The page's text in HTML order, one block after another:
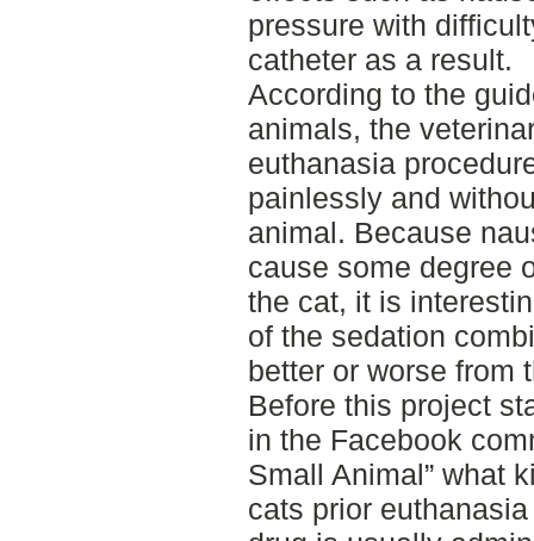
pressure with
catheter as a result.
According to the
animals, the
euthanasia
painlessly and
animal. Because
cause some degree
the cat, it is
of the sedation
better or worse from
Before this project
in the Facebook
Small Animal” what
cats prior